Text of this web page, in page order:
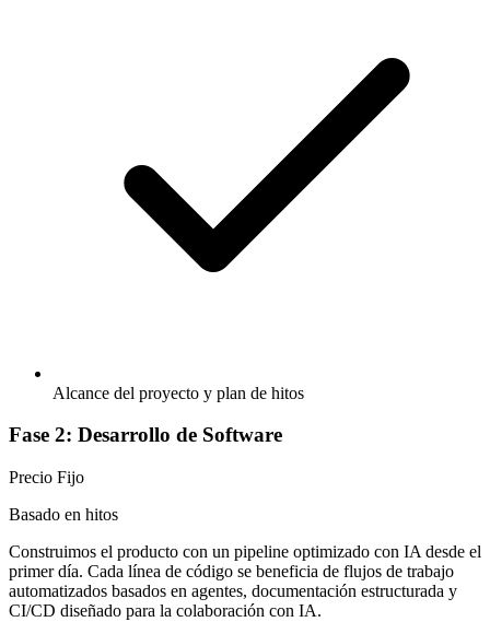
Alcance del proyecto y plan de hitos
Fase 2: Desarrollo de Software
Precio Fijo
Basado en hitos
Construimos el producto con un pipeline optimizado con IA desde el
primer día. Cada línea de código se beneficia de flujos de trabajo
automatizados basados en agentes, documentación estructurada y
CI/CD diseñado para la colaboración con IA.